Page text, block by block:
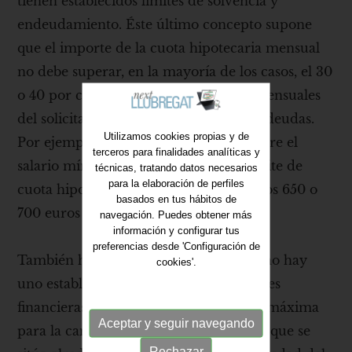
endeudamiento. Éste último concepto supone
que el importe de la cuota hipotecaria mensual
no debe superar, en la mayoría de los casos, el 30
o 40 por ciento de los ingresos netos mensuales
del solicitante, tras descontar sus otras deudas.
Por ejemplo, para una persona que cobre el
salario mínimo interprofesional, su límite de
cuota hipotecaria se establecería en unos 650 o
700 euros mensuales.
También hay límites de edad. Aunque no hay
uno establecido legalmente, las entidades
financieras suelen establecer una edad máxima
para la cancelación total de la hipoteca que se
Utilizamos cookies propias y de
terceros para finalidades analíticas y
técnicas, tratando datos necesarios
para la elaboración de perfiles
basados en tus hábitos de
navegación. Puedes obtener más
información y configurar tus
preferencias desde 'Configuración de
cookies'.
Aceptar y seguir navegando